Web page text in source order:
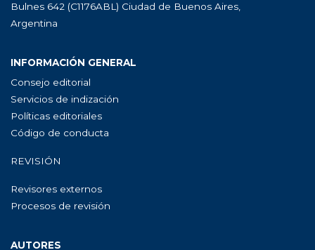
Bulnes 642 (C1176ABL) Ciudad de Buenos Aires,
Argentina
INFORMACIÓN GENERAL
Consejo editorial
Servicios de indización
Políticas editoriales
Código de conducta
REVISIÓN
Revisores externos
Procesos de revisión
AUTORES